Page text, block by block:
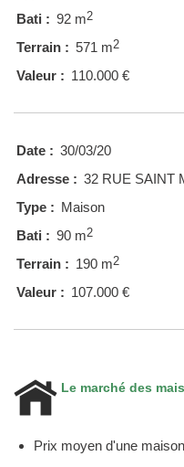
Bati : 92 m2
Terrain : 571 m2
Valeur : 110.000 €
Date : 30/03/20
Adresse : 32 RUE SAINT
Type : Maison
Bati : 90 m2
Terrain : 190 m2
Valeur : 107.000 €
Le marché des
Prix moyen d'une